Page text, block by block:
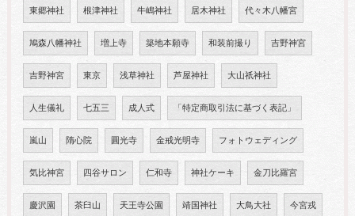
東郷神社 根津神社 牛嶋神社 居木神社 代々木八幡宮
鳩森八幡神社 増上寺 築地本願寺 和装前撮り 吉野神宮
吉野神宮 東京 浅草神社 芦屋神社 大山祇神社
人生儀礼 七五三 成人式 「特定商取引法に基づく表記」
嵐山 隋心院 圓光寺 金戒光明寺 フォトウェディング
気比神宮 四谷サロン 仁和寺 神社ケーキ 金刀比羅宮
慶沢園 茶臼山 天王寺公園 靖国神社 大鳥大社 今宮戎